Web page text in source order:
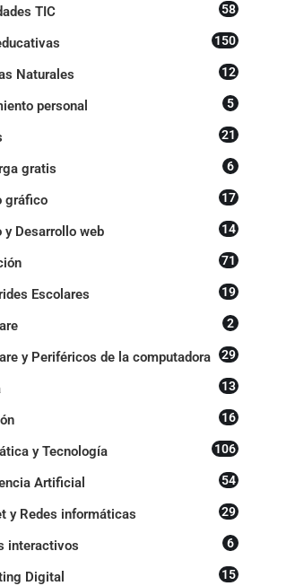
TIC 58
150
Naturales 12
personal 5
21
gratis 6
gráfico 17
y Desarrollo web 14
71
Escolares 19
2
y Periféricos de la computadora 29
13
16
y Tecnología 106
Artificial 54
y Redes informáticas 29
interactivos 6
Digital 15